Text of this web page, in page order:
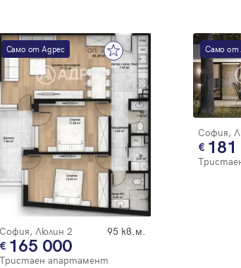
Само от Адрес
София, Люлин 2 95 кв.м.
165 000
Тристаен апартамент
Само от
София,
Успех!
Благодарим ви! Проверете имейл адрес си,
регистрацията.
Успех!
Благодарим ви! Очаквайте скоро да се
Продължи с Google
или влезте с имейл
Имейл Парола
Вход с имейл